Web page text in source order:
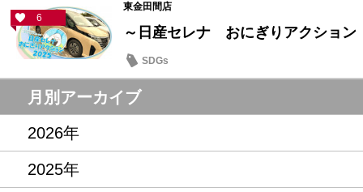
6
東金田間店
～日産セレナ おにぎりアクショ
SDGs
月別アーカイブ
2026年
2025年